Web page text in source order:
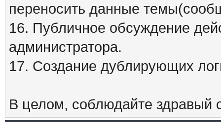
переносить данные
16. Публичное обсуждение
администратора.
17. Создание дублирующих
В целом, соблюдайте здравый